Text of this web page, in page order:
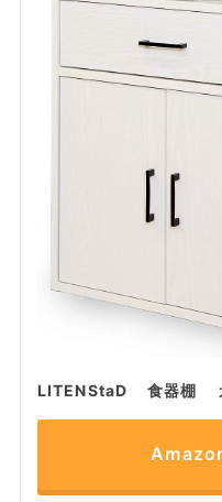
LITENStaD 食器棚 ガ